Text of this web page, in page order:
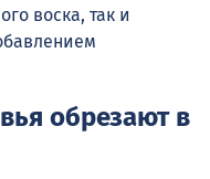
воска, так и
обрезают в